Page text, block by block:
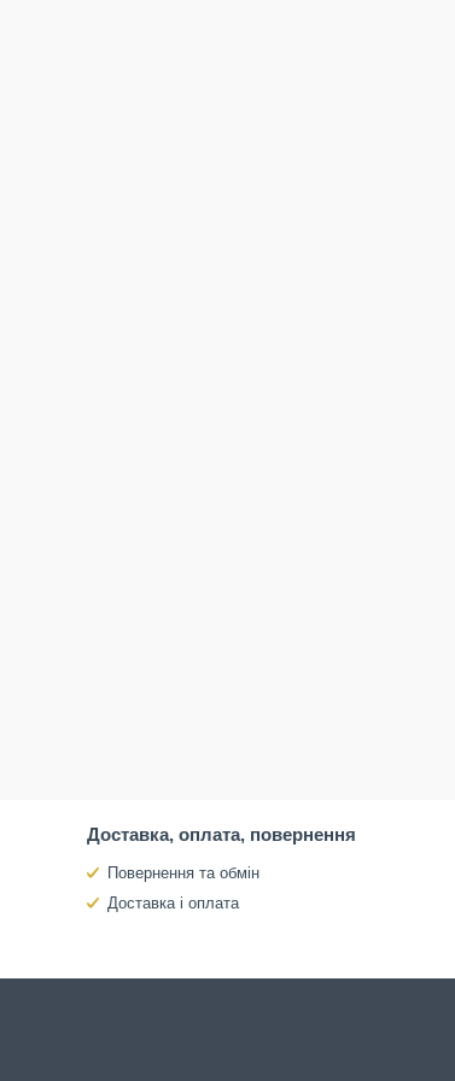
Доставка, оплата, повернення
Повернення та обмін
Доставка і оплата